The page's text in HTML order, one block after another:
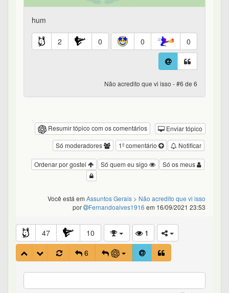
hum
2 0 0 0
Não acredito que vi isso - #6 de 6
Resumir tópico com os comentários
Enviar tópico
Notificar
1º comentário
Só moderadores
Só os meus
Só quem eu sigo
Ordenar por gostei
Você está em Assuntos Gerais > Não acredito que vi isso
por
Fernandoalves1916 em 16/09/2021 23:53
47 10
1
6